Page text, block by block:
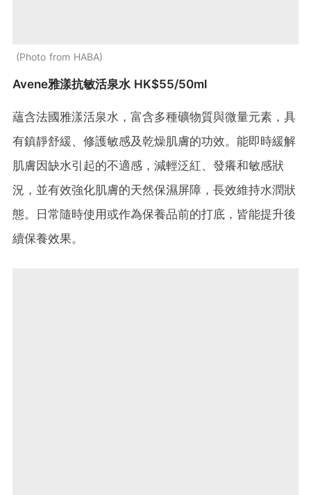
Photo from HABA
Avene雅漾抗敏活泉水 HK$55/50ml
蘊含法國雅漾活泉水，富含多種礦物質與微量元素，具
有鎮靜舒緩、修護敏感及乾燥肌膚的功效。能即時緩解
肌膚因缺水引起的不適感，減輕泛紅、發癢和敏感狀
況，並有效強化肌膚的天然保濕屏障，長效維持水潤狀
態。日常隨時使用或作為保養品前的打底，皆能提升後
續保養效果。